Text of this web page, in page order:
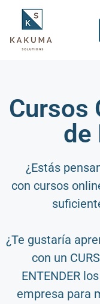
Cursos
de
¿Estás
con cursos
¿Te gustaría
con un
ENTENDER
empresa para